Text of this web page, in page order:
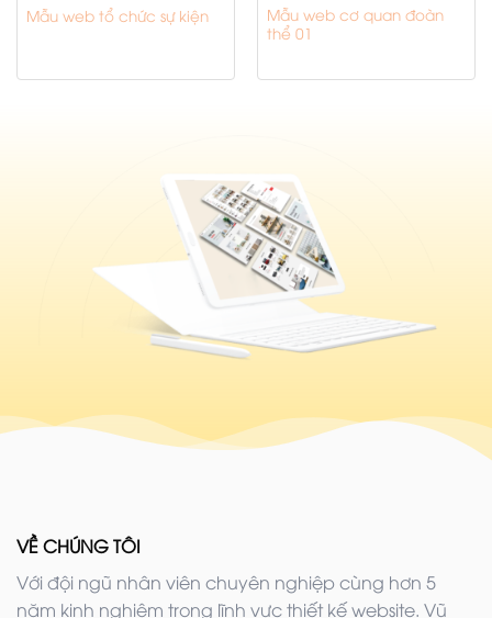
Mẫu web tổ chức sự kiện
Mẫu web cơ quan đoàn
thể 01
VỀ CHÚNG TÔI
Với đội ngũ nhân viên chuyên nghiệp cùng hơn 5
năm kinh nghiệm trong lĩnh vực thiết kế website. Vũ